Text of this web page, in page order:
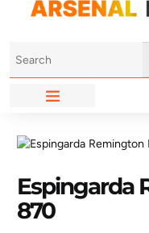
Espingarda
870